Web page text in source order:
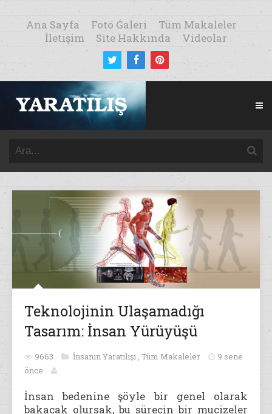
Ana Sayfa Foto Galeri
Tüm Makaleler
İletişim
Site Hakkında Videolar
Teknolojinin Ulaşamadığı
Tasarım: İnsan Yürüyüşü
9663 İnsanın Yaratılışı , Tüm Makaleler
9 sene
önce
İnsan bedenine şöyle bir genel olarak
bakacak olursak, bu sürecin bir mucizeler